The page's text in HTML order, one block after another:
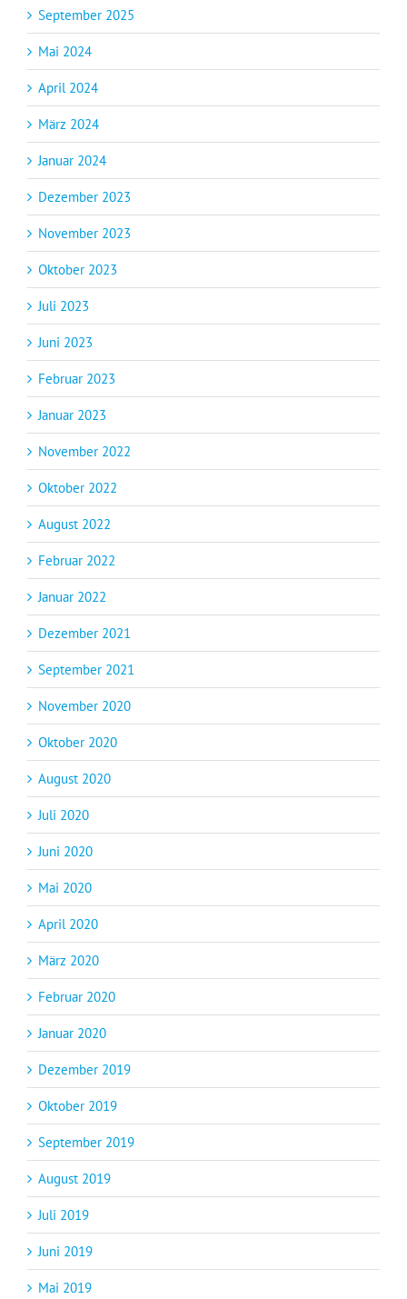
September 2025
Mai 2024
April 2024
März 2024
Januar 2024
Dezember 2023
November 2023
Oktober 2023
Juli 2023
Juni 2023
Februar 2023
Januar 2023
November 2022
Oktober 2022
August 2022
Februar 2022
Januar 2022
Dezember 2021
September 2021
November 2020
Oktober 2020
August 2020
Juli 2020
Juni 2020
Mai 2020
April 2020
März 2020
Februar 2020
Januar 2020
Dezember 2019
Oktober 2019
September 2019
August 2019
Juli 2019
Juni 2019
Mai 2019